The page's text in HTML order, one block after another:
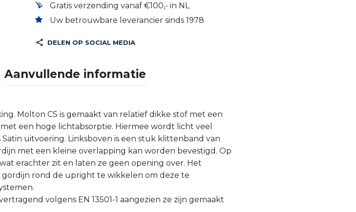
Gratis verzending vanaf €100,- in NL
Uw betrouwbare leverancier sinds 1978
DELEN OP SOCIAL MEDIA
Aanvullende informatie
Molton CS is gemaakt van relatief dikke stof met een
een hoge lichtabsorptie. Hiermee wordt licht veel
uitvoering. Linksboven is een stuk klittenband van
met een kleine overlapping kan worden bevestigd. Op
erachter zit en laten ze geen opening over. Het
rond de upright te wikkelen om deze te
volgens EN 13501-1 aangezien ze zijn gemaakt